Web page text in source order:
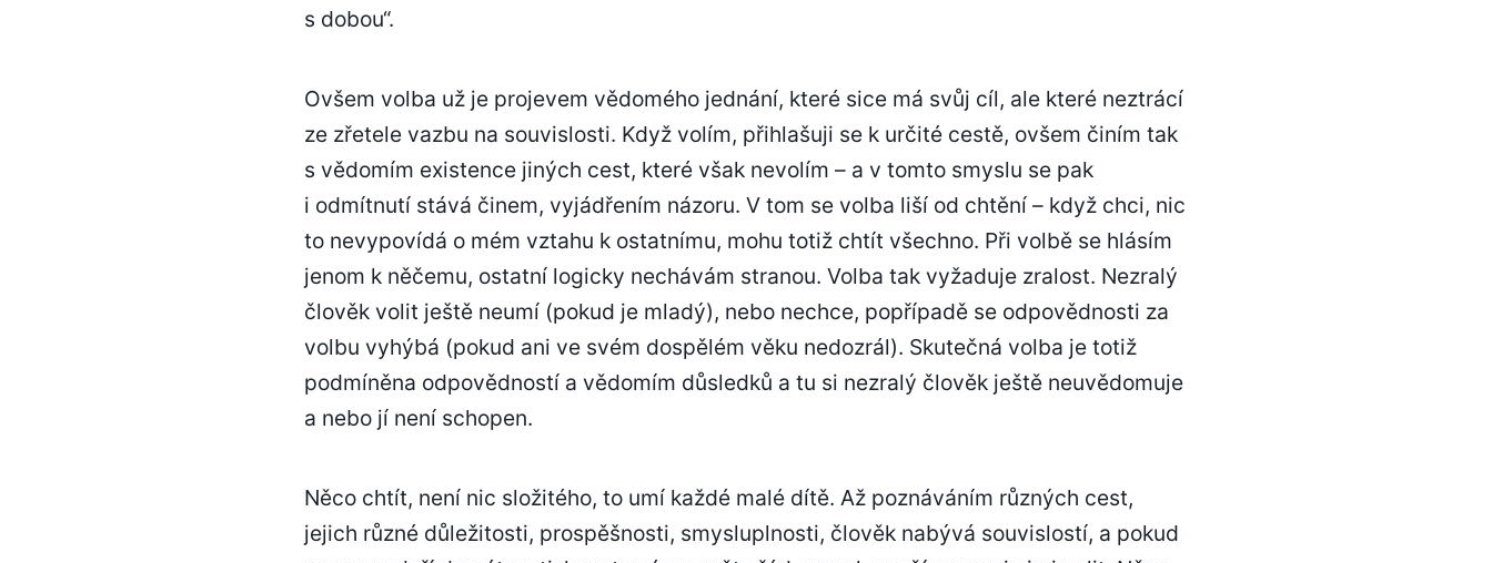
s dobou“.
Ovšem volba už je projevem vědomého jednání, které sice má svůj cíl, ale které neztrácí
ze zřetele vazbu na souvislosti. Když volím, přihlašuji se k určité cestě, ovšem činím tak
s vědomím existence jiných cest, které však nevolím – a v tomto smyslu se pak
i odmítnutí stává činem, vyjádřením názoru. V tom se volba liší od chtění – když chci, nic
to nevypovídá o mém vztahu k ostatnímu, mohu totiž chtít všechno. Při volbě se hlásím
jenom k něčemu, ostatní logicky nechávám stranou. Volba tak vyžaduje zralost. Nezralý
člověk volit ještě neumí (pokud je mladý), nebo nechce, popřípadě se odpovědnosti za
volbu vyhýbá (pokud ani ve svém dospělém věku nedozrál). Skutečná volba je totiž
podmíněna odpovědností a vědomím důsledků a tu si nezralý člověk ještě neuvědomuje
a nebo jí není schopen.
Něco chtít, není nic složitého, to umí každé malé dítě. Až poznáváním různých cest,
jejich různé důležitosti, prospěšnosti, smysluplnosti, člověk nabývá souvislostí, a pokud